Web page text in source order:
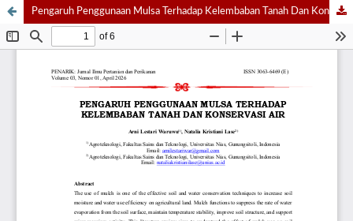
Pengaruh Penggunaan Mulsa Terhadap Kelembaban Tanah Dan Konservasi Air